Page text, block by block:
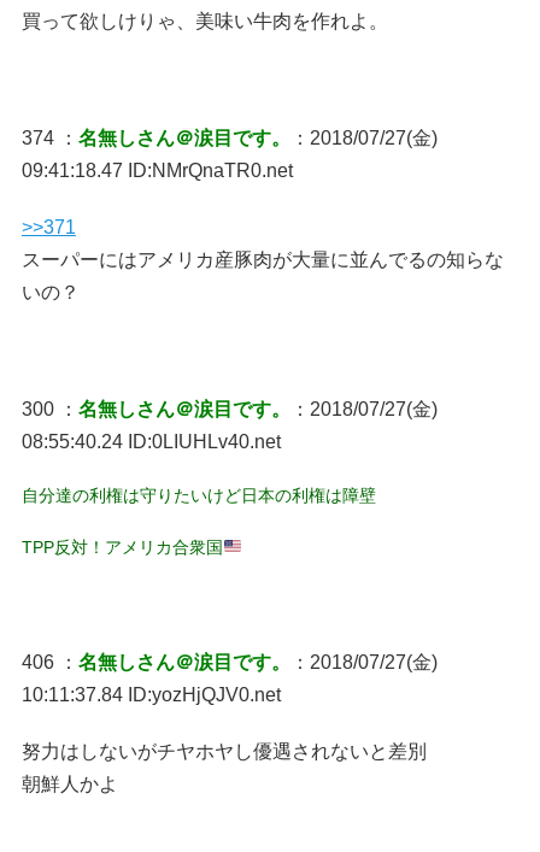
買って欲しけりゃ、美味い牛肉を作れよ。
374 ： 名無しさん＠涙目です。
：2018/07/27(金)
09:41:18.47 ID:NMrQnaTR0.net
>>371
スーパーにはアメリカ産豚肉が大量に並んでるの知らな
いの？
300 ： 名無しさん＠涙目です。
：2018/07/27(金)
08:55:40.24 ID:0LIUHLv40.net
自分達の利権は守りたいけど日本の利権は障壁
TPP反対！アメリカ合衆国
406 ： 名無しさん＠涙目です。
：2018/07/27(金)
10:11:37.84 ID:yozHjQJV0.net
努力はしないがチヤホヤし優遇されないと差別
朝鮮人かよ